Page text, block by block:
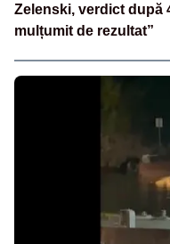
Zelenski, verdict după
mulțumit de rezultat”